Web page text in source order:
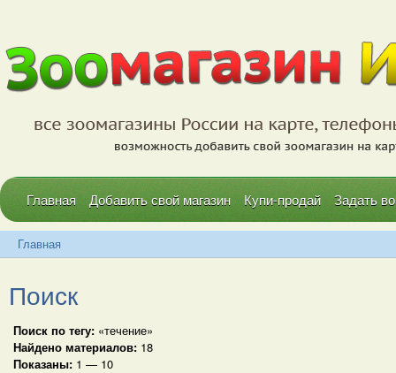
Главная Добавить свой магазин Купи-продай Задать
Главная
Поиск
Поиск по тегу: «течение»
Найдено материалов: 18
Показаны: 1 — 10